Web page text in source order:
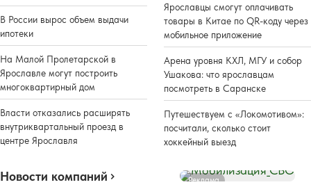
В России вырос объем выдачи
ипотеки
На Малой Пролетарской в
Ярославле могут построить
многоквартирный дом
Власти отказались расширять
внутриквартальный проезд в
центре Ярославля
Ярославцы смогут оплачивать
товары в Китае по QR-коду через
мобильное приложение
Арена уровня КХЛ, МГУ и собор
Ушакова: что ярославцам
посмотреть в Саранске
Путешествуем с «Локомотивом»:
посчитали, сколько стоит
хоккейный выезд
Новости компаний Реклама